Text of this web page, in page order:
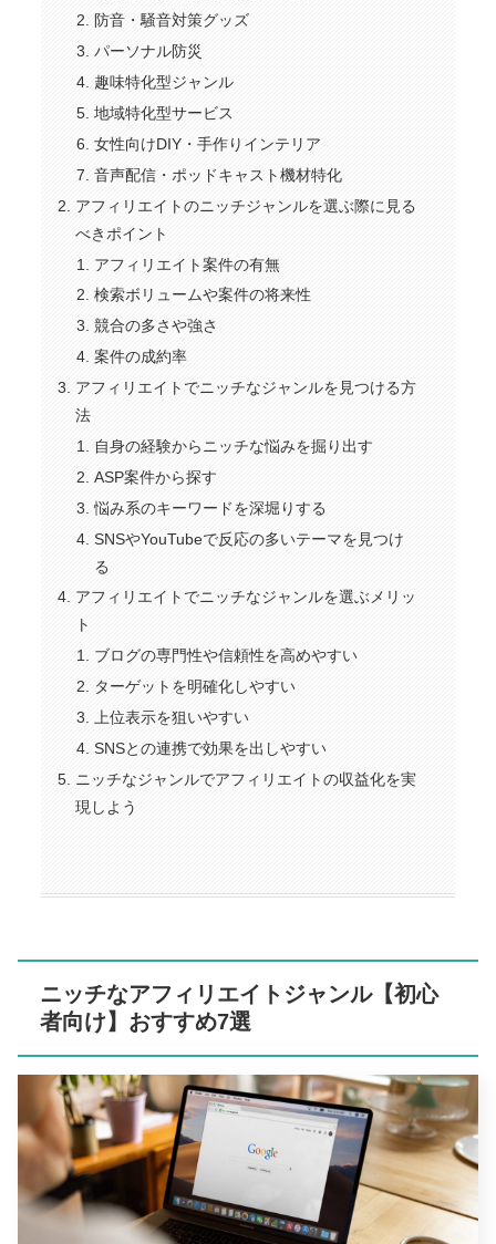
防音・騒音対策グッズ
パーソナル防災
趣味特化型ジャンル
地域特化型サービス
女性向けDIY・手作りインテリア
音声配信・ポッドキャスト機材特化
アフィリエイトのニッチジャンルを選ぶ際に見る
べきポイント
アフィリエイト案件の有無
検索ボリュームや案件の将来性
競合の多さや強さ
案件の成約率
アフィリエイトでニッチなジャンルを見つける方
法
自身の経験からニッチな悩みを掘り出す
ASP案件から探す
悩み系のキーワードを深堀りする
SNSやYouTubeで反応の多いテーマを見つけ
る
アフィリエイトでニッチなジャンルを選ぶメリッ
ト
ブログの専門性や信頼性を高めやすい
ターゲットを明確化しやすい
上位表示を狙いやすい
SNSとの連携で効果を出しやすい
ニッチなジャンルでアフィリエイトの収益化を実
現しよう
ニッチなアフィリエイトジャンル【初心
者向け】おすすめ7選